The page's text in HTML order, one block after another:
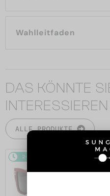
Wahlleitfaden
DAS KÖNNTE
INTERESSIEREN
ALLE PRODUKTE
2-4 WERKTAGE